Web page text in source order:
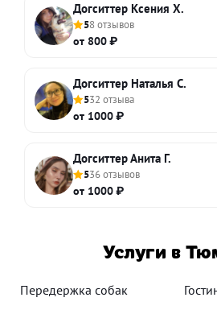
Догситтер Ксения Х.
58 отзывов
от 800 ₽
Догситтер Наталья С.
532 отзыва
от 1000 ₽
Догситтер Анита Г.
536 отзывов
от 1000 ₽
Услуги в
Передержка собак